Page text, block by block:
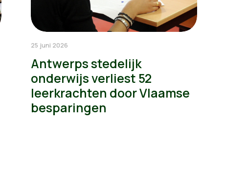
25 juni 2026
Antwerps stedelijk
onderwijs verliest 52
leerkrachten door Vlaamse
besparingen